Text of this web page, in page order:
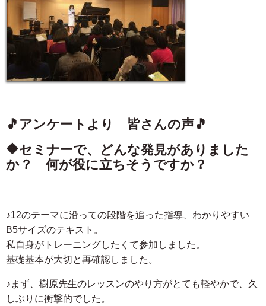
🎵アンケートより 皆さんの声🎵
🔶セミナーで、どんな発見がありました
か？ 何が役に立ちそうですか？
♪12のテーマに沿っての段階を追った指導、わかりやすい
B5サイズのテキスト。
私自身がトレーニングしたくて参加しました。
基礎基本が大切と再確認しました。
♪まず、樹原先生のレッスンのやり方がとても軽やかで、久
しぶりに衝撃的でした。